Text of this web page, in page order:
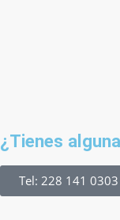
¿Tienes
Tel: 228 141 0303